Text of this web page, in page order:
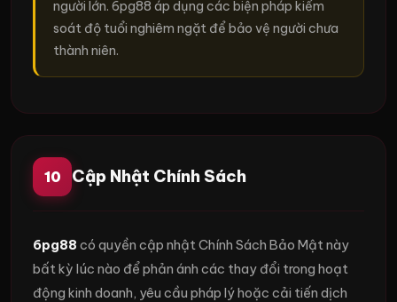
người lớn. 6pg88 áp dụng các biện pháp kiểm
soát độ tuổi nghiêm ngặt để bảo vệ người chưa
thành niên.
10 Cập Nhật Chính Sách
6pg88 có quyền cập nhật Chính Sách Bảo Mật này
bất kỳ lúc nào để phản ánh các thay đổi trong hoạt
động kinh doanh, yêu cầu pháp lý hoặc cải tiến dịch